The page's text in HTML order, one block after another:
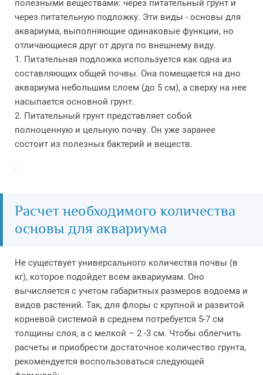
полезными веществами: через питательный грунт и
через питательную подложку. Эти виды - основы для
аквариума, выполняющие одинаковые функции, но
отличающиеся друг от друга по внешнему виду.
1. Питательная подложка используется как одна из
составляющих общей почвы. Она помещается на дно
аквариума небольшим слоем (до 5 см), а сверху на нее
насыпается основной грунт.
2. Питательный грунт представляет собой
полноценную и цельную почву. Он уже заранее
состоит из полезных бактерий и веществ.
Расчет необходимого количества
основы для аквариума
Не существует универсального количества почвы (в
кг), которое подойдет всем аквариумам. Оно
вычисляется с учетом габаритных размеров водоема и
видов растений. Так, для флоры с крупной и развитой
корневой системой в среднем потребуется 5-7 см
толщины слоя, а с мелкой – 2 -3 см. Чтобы облегчить
расчеты и приобрести достаточное количество грунта,
рекомендуется воспользоваться следующей